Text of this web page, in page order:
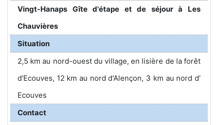
Vingt-Hanaps Gîte d'étape et de séjour à Les
Chauvières
Situation
2,5 km au nord-ouest du village, en lisière de la forêt
d'Ecouves, 12 km au nord d'Alençon, 3 km au nord d'
Ecouves
Contact